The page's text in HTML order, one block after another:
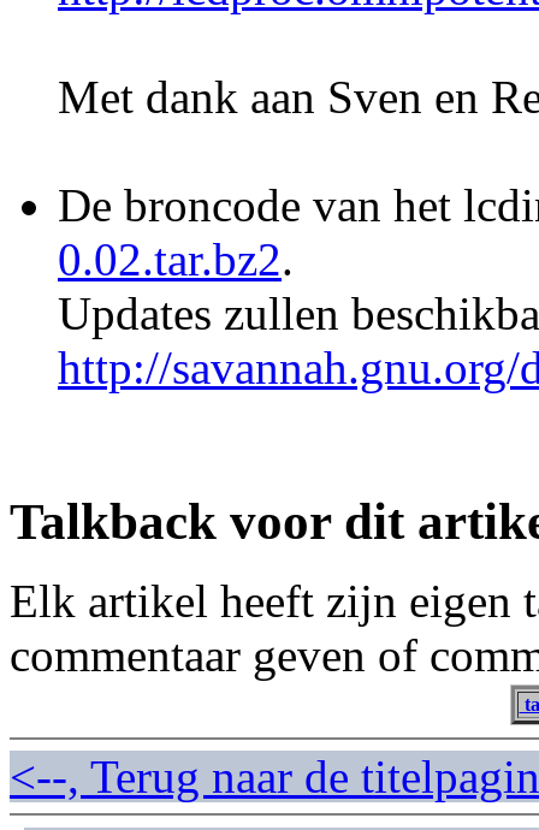
Met dank aan Sven en
De broncode van het
0.02.tar.bz2.
Updates zullen
http://
Talkback voor dit
Elk artikel heeft zijn eigen
commentaar geven of
<--, Terug naar de